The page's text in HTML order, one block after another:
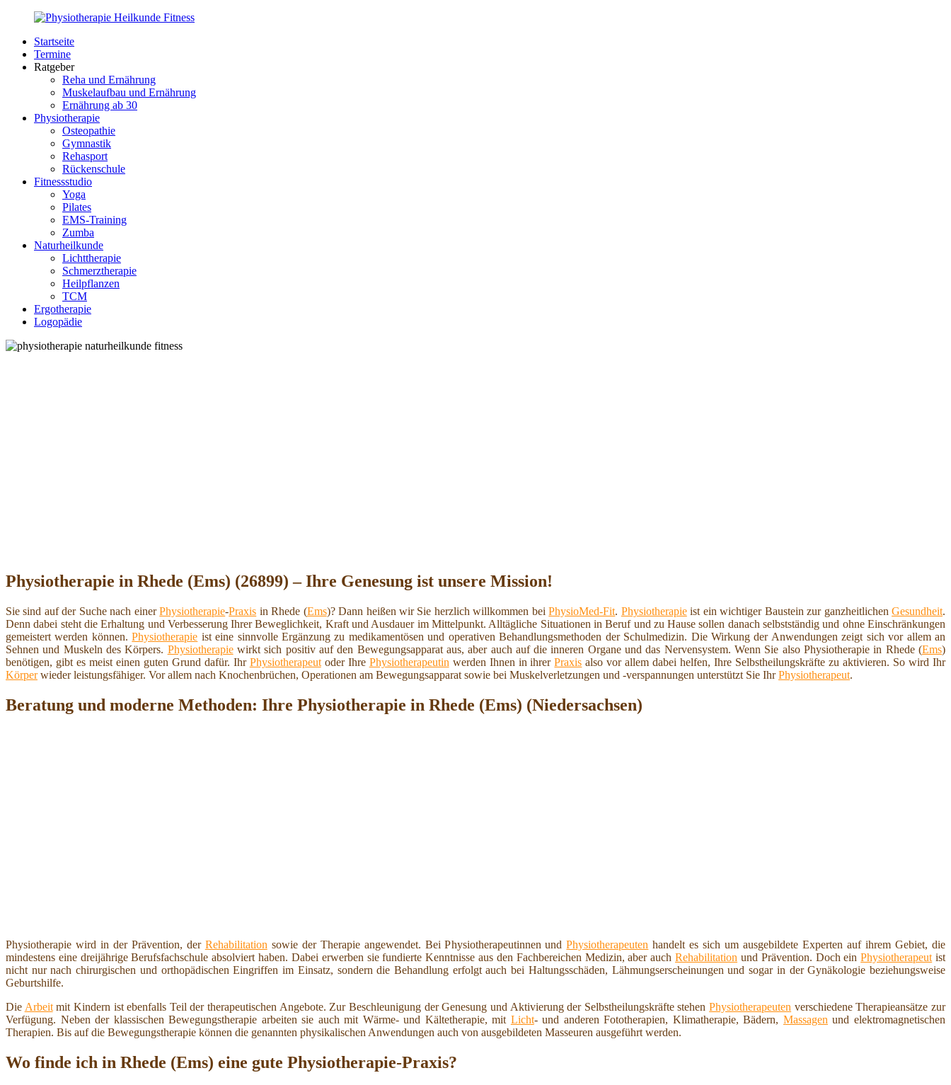
Zurück
Inhalt
PhysioMed-
Fit.de
Gesundheit
Startseite
Termine
Ratgeber
Reha und Ernährung
Muskelaufbau und Ernährung
Ernährung ab 30
Physiotherapie
Osteopathie
Gymnastik
Rehasport
Rückenschule
Fitnessstudio
Yoga
Pilates
EMS-Training
Zumba
Naturheilkunde
Lichttherapie
Schmerztherapie
Heilpflanzen
TCM
Ergotherapie
Logopädie
Physiotherapie in Rhede (Ems) (26899) – Ihre Genesung ist unsere Mission!
Sie sind auf der Suche nach einerPhysiotherapie-Praxis in Rhede (Ems)? Dann heißen wir Sie herzlich willkommen beiPhysioMed-Fit. Physiotherapieist ein wichtiger Baustein zur ganzheitlichenGesundheit.
Denn dabei steht die Erhaltung und Verbesserung Ihrer Beweglichkeit, Kraft und Ausdauer im Mittelpunkt. Alltägliche Situationen in Beruf und zu Hause sollen danach selbstständig und ohne Einschränkungen
gemeistert werden können.Physiotherapie ist eine sinnvolle Ergänzung zu medikamentösen und operativen Behandlungsmethoden der Schulmedizin. Die Wirkung der Anwendungen zeigt sich vor allem an
Sehnen und Muskeln des Körpers. Physiotherapiewirkt sich positiv auf den Bewegungsapparat aus, aber auch auf die inneren Organe und das Nervensystem. Wenn Sie also Physiotherapie in Rhede (Ems)
benötigen, gibt es meist einen guten Grund dafür. Ihr Physiotherapeutoder Ihre Physiotherapeutin werden Ihnen in ihrerPraxis also vor allem dabei helfen, Ihre Selbstheilungskräfte zu aktivieren. So wird Ihr
Körperwieder leistungsfähiger. Vor allem nach Knochenbrüchen, Operationen am Bewegungsapparat sowie bei Muskelverletzungen und -verspannungen unterstützt Sie IhrPhysiotherapeut.
Beratung und moderne Methoden: Ihre Physiotherapie in Rhede (Ems) (Niedersachsen)
Physiotherapie wird in der Prävention, der Rehabilitation sowie der Therapie angewendet. Bei Physiotherapeutinnen undPhysiotherapeuten handelt es sich um ausgebildete Experten auf ihrem Gebiet, die
mindestens eine dreijährige Berufsfachschule absolviert haben. Dabei erwerben sie fundierte Kenntnisse aus den Fachbereichen Medizin, aber auchRehabilitation und Prävention. Doch einPhysiotherapeut ist
nicht nur nach chirurgischen und orthopädischen Eingriffen im Einsatz, sondern die Behandlung erfolgt auch bei Haltungsschäden, Lähmungserscheinungen und sogar in der Gynäkologie beziehungsweise
Geburtshilfe.
Die Arbeitmit Kindern ist ebenfalls Teil der therapeutischen Angebote. Zur Beschleunigung der Genesung und Aktivierung der Selbstheilungskräfte stehenPhysiotherapeuten verschiedene Therapieansätze zur
Verfügung. Neben der klassischen Bewegungstherapie arbeiten sie auch mit Wärme- und Kältetherapie, mit Licht- und anderen Fototherapien, Klimatherapie, Bädern, Massagen und elektromagnetischen
Therapien. Bis auf die Bewegungstherapie können die genannten physikalischen Anwendungen auch von ausgebildeten Masseuren ausgeführt werden.
Wo finde ich in Rhede (Ems) eine gute Physiotherapie-Praxis?